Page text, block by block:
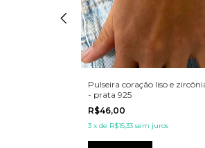
Pulseira coração liso e
- prata 925
R$46,00
3 x de R$15,33 sem juros